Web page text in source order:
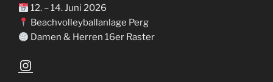
12. – 14. Juni 2026
Beachvolleyballanlage Perg
Damen & Herren 16er Raster
Instagram